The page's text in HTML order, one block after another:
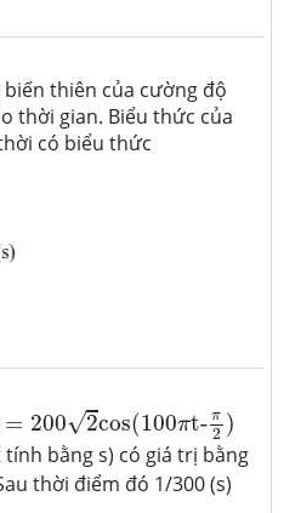
thiên của cường độ
thời gian. Biểu thức của
có biểu thức
= 200√2cos(100πt- π
2 )
2002 cos(100πt- π2 )
bằng s) có giá trị bằng
thời điểm đó 1/300 (s)